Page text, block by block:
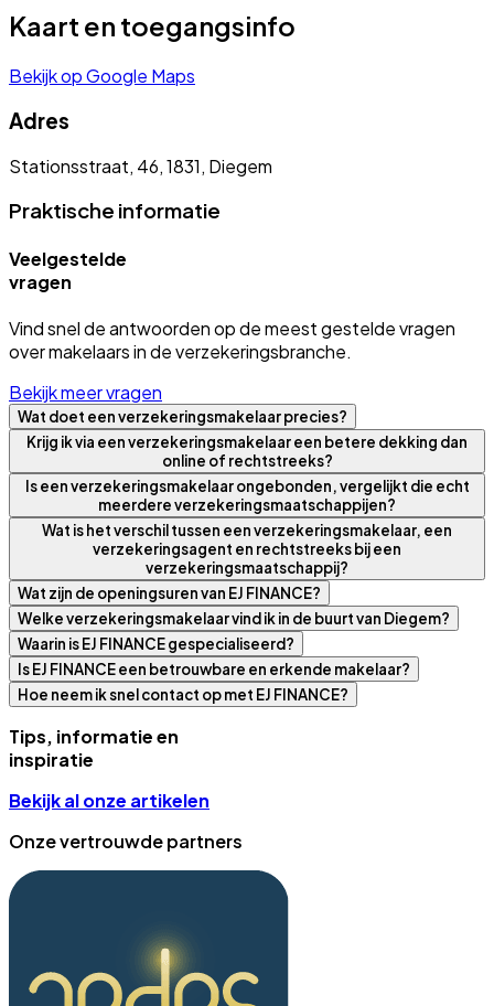
Kaart en toegangsinfo
Bekijk op Google Maps
Adres
Stationsstraat, 46, 1831, Diegem
Praktische informatie
Veelgestelde
vragen
Vind snel de antwoorden op de meest gestelde vragen
over makelaars in de verzekeringsbranche.
Bekijk meer vragen
Wat doet een verzekeringsmakelaar precies?
Krijg ik via een verzekeringsmakelaar een betere dekking dan
online of rechtstreeks?
Is een verzekeringsmakelaar ongebonden, vergelijkt die echt
meerdere verzekeringsmaatschappijen?
Wat is het verschil tussen een verzekeringsmakelaar, een
verzekeringsagent en rechtstreeks bij een
verzekeringsmaatschappij?
Wat zijn de openingsuren van EJ FINANCE?
Welke verzekeringsmakelaar vind ik in de buurt van Diegem?
Waarin is EJ FINANCE gespecialiseerd?
Is EJ FINANCE een betrouwbare en erkende makelaar?
Hoe neem ik snel contact op met EJ FINANCE?
Tips, informatie en
inspiratie
Bekijk al onze artikelen
Onze vertrouwde partners